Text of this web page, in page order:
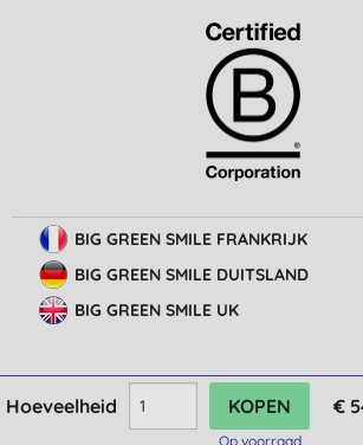
Hoeveelheid
Op voorraad
€
BIG GREEN SMILE FRANKRIJK
BIG GREEN SMILE DUITSLAND
BIG GREEN SMILE UK
© Big Green Smile Europe
Algemene
Bescherming van privacy
Cookie-instellingen